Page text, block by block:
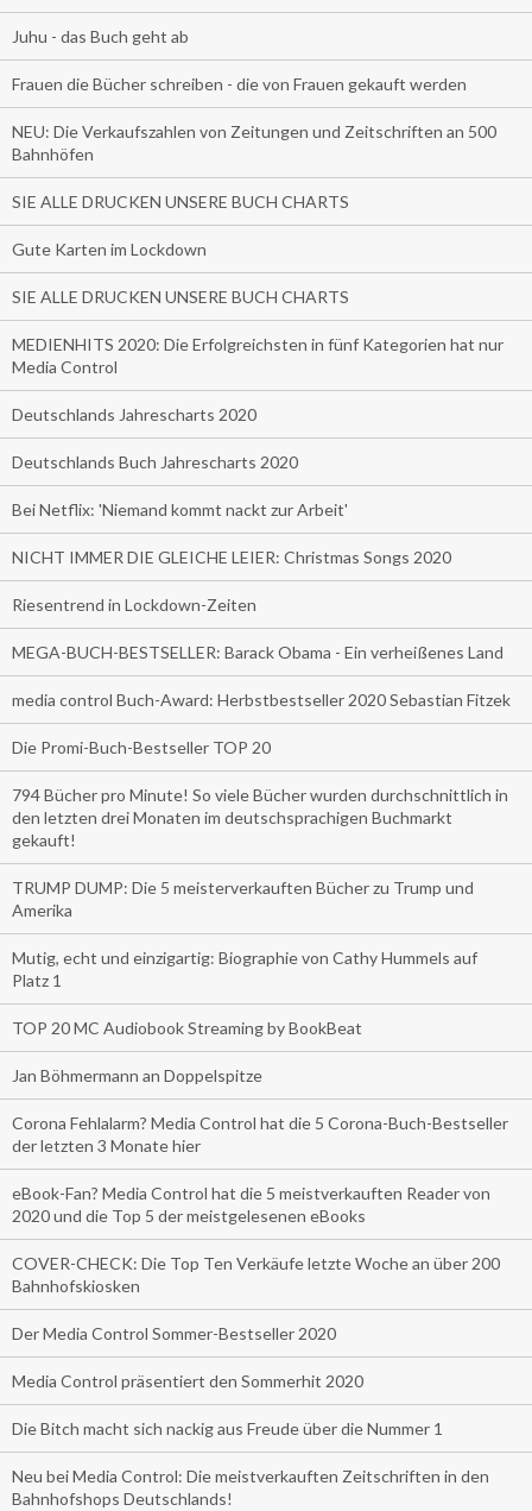
Juhu - das Buch geht ab
Frauen die Bücher schreiben - die von Frauen gekauft werden
NEU: Die Verkaufszahlen von Zeitungen und Zeitschriften an 500
Bahnhöfen
SIE ALLE DRUCKEN UNSERE BUCH CHARTS
Gute Karten im Lockdown
SIE ALLE DRUCKEN UNSERE BUCH CHARTS
MEDIENHITS 2020: Die Erfolgreichsten in fünf Kategorien hat nur
Media Control
Deutschlands Jahrescharts 2020
Deutschlands Buch Jahrescharts 2020
Bei Netflix: 'Niemand kommt nackt zur Arbeit'
NICHT IMMER DIE GLEICHE LEIER: Christmas Songs 2020
Riesentrend in Lockdown-Zeiten
MEGA-BUCH-BESTSELLER: Barack Obama - Ein verheißenes Land
media control Buch-Award: Herbstbestseller 2020 Sebastian Fitzek
Die Promi-Buch-Bestseller TOP 20
794 Bücher pro Minute! So viele Bücher wurden durchschnittlich in
den letzten drei Monaten im deutschsprachigen Buchmarkt
gekauft!
TRUMP DUMP: Die 5 meisterverkauften Bücher zu Trump und
Amerika
Mutig, echt und einzigartig: Biographie von Cathy Hummels auf
Platz 1
TOP 20 MC Audiobook Streaming by BookBeat
Jan Böhmermann an Doppelspitze
Corona Fehlalarm? Media Control hat die 5 Corona-Buch-Bestseller
der letzten 3 Monate hier
eBook-Fan? Media Control hat die 5 meistverkauften Reader von
2020 und die Top 5 der meistgelesenen eBooks
COVER-CHECK: Die Top Ten Verkäufe letzte Woche an über 200
Bahnhofskiosken
Der Media Control Sommer-Bestseller 2020
Media Control präsentiert den Sommerhit 2020
Die Bitch macht sich nackig aus Freude über die Nummer 1
Neu bei Media Control: Die meistverkauften Zeitschriften in den
Bahnhofshops Deutschlands!